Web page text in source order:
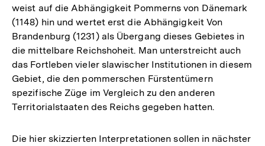
weist auf die Abhängigkeit Pommerns von Dänemark
(1148) hin und wertet erst die Abhängigkeit Von
Brandenburg (1231) als Übergang dieses Gebietes in
die mittelbare Reichshoheit. Man unterstreicht auch
das Fortleben vieler slawischer Institutionen in diesem
Gebiet, die den pommerschen Fürstentümern
spezifische Züge im Vergleich zu den anderen
Territorialstaaten des Reichs gegeben hatten.
Die hier skizzierten Interpretationen sollen in nächster